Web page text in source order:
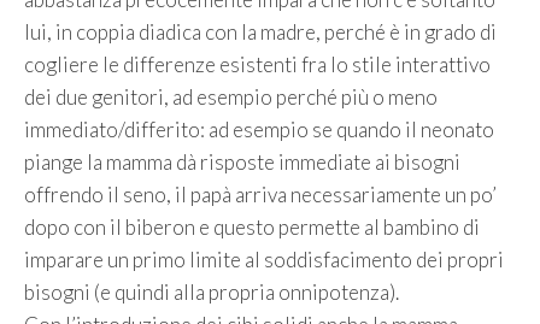
lui, in coppia diadica con la madre, perché è in grado di
cogliere le differenze esistenti fra lo stile interattivo
dei due genitori, ad esempio perché più o meno
immediato/differito: ad esempio se quando il neonato
piange la mamma dà risposte immediate ai bisogni
offrendo il seno, il papà arriva necessariamente un po’
dopo con il biberon e questo permette al bambino di
imparare un primo limite al soddisfacimento dei propri
bisogni (e quindi alla propria onnipotenza).